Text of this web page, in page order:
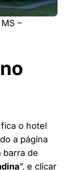
–
o hotel
a página
barra de
”, e clicar